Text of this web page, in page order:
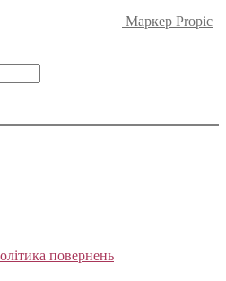
Маркер Propic
повернень